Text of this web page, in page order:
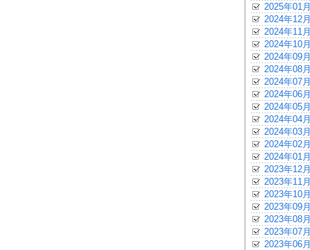
2025年01月
2024年12月
2024年11月
2024年10月
2024年09月
2024年08月
2024年07月
2024年06月
2024年05月
2024年04月
2024年03月
2024年02月
2024年01月
2023年12月
2023年11月
2023年10月
2023年09月
2023年08月
2023年07月
2023年06月